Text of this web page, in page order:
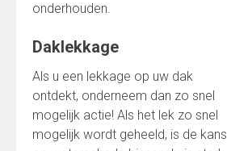
onderhouden.
Daklekkage
Als u een lekkage op uw dak
ontdekt, onderneem dan zo snel
mogelijk actie! Als het lek zo snel
mogelijk wordt geheeld, is de kans